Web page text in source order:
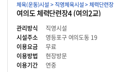
체육(운동)시설 > 직영체육시설 > 체력단련장
여의도 체력단련장4 (여의2교)
관리방식
직영시설
시설주소
영등포구 여의도동 19
이용요금
무료
이용방법
현장방문
이용기간
연중